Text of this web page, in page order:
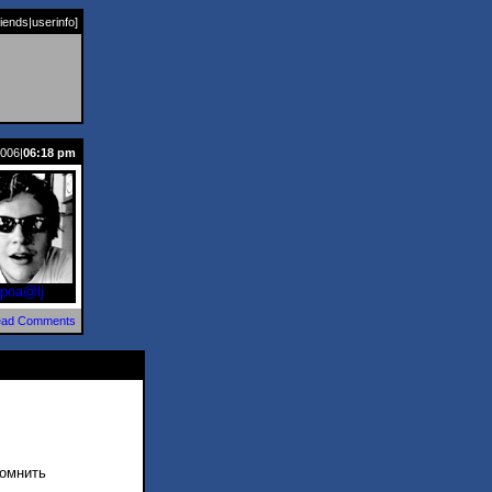
|userinfo]
06:18 pm
Comments